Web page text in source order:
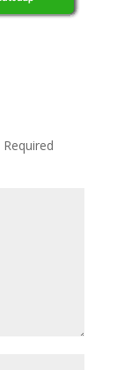
Required